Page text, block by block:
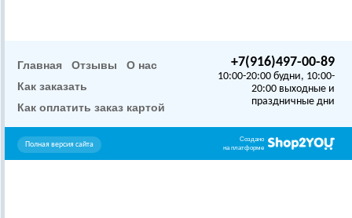
+7(916)497-00-89
10:00-20:00 будни, 10:00-
20:00 выходные и
праздничные дни
Главная Отзывы
О нас
Как заказать
Как оплатить заказ картой
Создано
на платформе
Полная версия сайта